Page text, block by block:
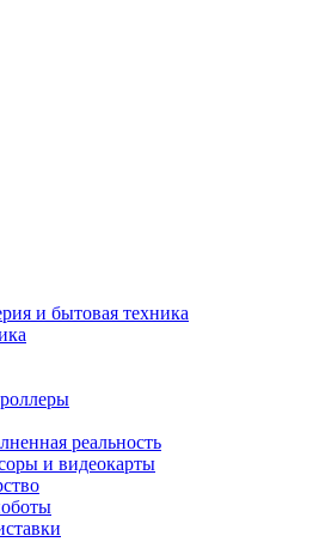
и бытовая техника
реальность
и видеокарты